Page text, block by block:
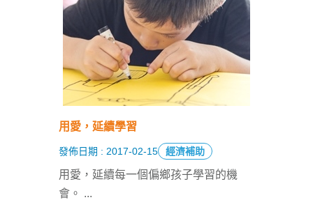
用愛，延續學習
發佈日期 : 2017-02-15 經濟補助
用愛，延續每一個偏鄉孩子學習的機
會。 ...